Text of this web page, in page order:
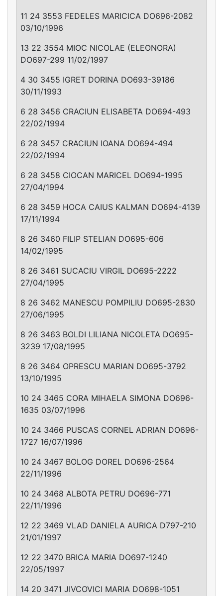
11 24 3553 FEDELES MARICICA DO696-2082
03/10/1996
13 22 3554 MIOC NICOLAE (ELEONORA)
DO697-299 11/02/1997
4 30 3455 IGRET DORINA DO693-39186
30/11/1993
6 28 3456 CRACIUN ELISABETA DO694-493
22/02/1994
6 28 3457 CRACIUN IOANA DO694-494
22/02/1994
6 28 3458 CIOCAN MARICEL DO694-1995
27/04/1994
6 28 3459 HOCA CAIUS KALMAN DO694-4139
17/11/1994
8 26 3460 FILIP STELIAN DO695-606
14/02/1995
8 26 3461 SUCACIU VIRGIL DO695-2222
27/04/1995
8 26 3462 MANESCU POMPILIU DO695-2830
27/06/1995
8 26 3463 BOLDI LILIANA NICOLETA DO695-
3239 17/08/1995
8 26 3464 OPRESCU MARIAN DO695-3792
13/10/1995
10 24 3465 CORA MIHAELA SIMONA DO696-
1635 03/07/1996
10 24 3466 PUSCAS CORNEL ADRIAN DO696-
1727 16/07/1996
10 24 3467 BOLOG DOREL DO696-2564
22/11/1996
10 24 3468 ALBOTA PETRU DO696-771
22/11/1996
12 22 3469 VLAD DANIELA AURICA D797-210
21/01/1997
12 22 3470 BRICA MARIA DO697-1240
22/05/1997
14 20 3471 JIVCOVICI MARIA DO698-1051